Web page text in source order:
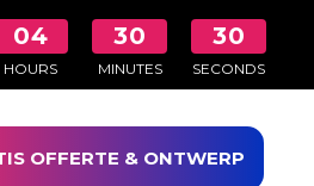
04
HOURS
30
MINUTES
28
SECONDS
openen
OFFERTE & ONTWERP